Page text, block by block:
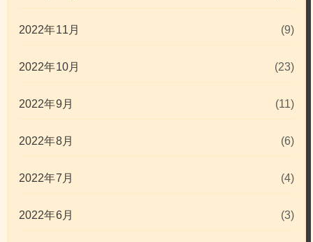
2022年11月 (9)
2022年10月 (23)
2022年9月 (11)
2022年8月 (6)
2022年7月 (4)
2022年6月 (3)